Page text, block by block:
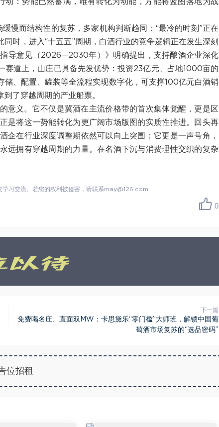
慢而结构性的复苏，多家机构判断趋同：“最冷的时刻”正在
时，进入“十五五”周期，白酒行业的竞争逻辑正在发生深刻
导意见（2026—2030年）》明确提出，支持酿酒企业深化
赛道上，山庄已具备先发优势：投资23亿元、占地1000亩的
、配置、罐装等全流程实现数字化，可支撑100亿元白酒销
了穿越周期的产业船票。
意义。它不仅是冀酒在主流价格带的首次集体觉醒，更是区
是将这一势能转化为更广阔市场版图的实质性推进。回头再
企在行业深度调整期依然可以向上突围；它更是一声号角，
远拥有穿越周期的力量。在名酒下沉与消费理性交织的复杂
学习交流。若您的权利被侵害，请联系may@126.com
0
下一篇
免费喝名庄、直面双MW：卡思黛乐“零门槛”大师班，解锁中国葡
萄酒市场复苏的“选品密码”
位招租